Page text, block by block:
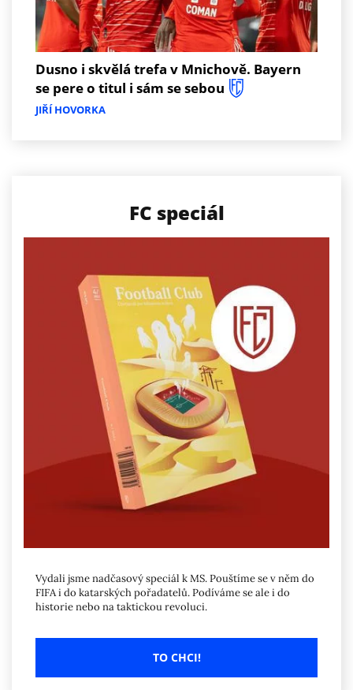
Dusno i skvělá trefa v Mnichově. Bayern
se pere o titul i sám se sebou
JIŘÍ HOVORKA
FC speciál
Vydali jsme nadčasový speciál k MS. Pouštíme se v něm do
FIFA i do katarských pořadatelů. Podíváme se ale i do
historie nebo na taktickou revoluci.
TO CHCI!